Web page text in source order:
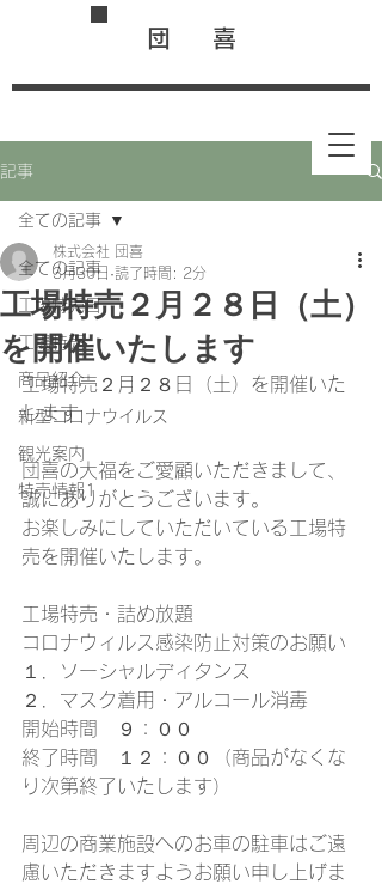
団 喜
記事
全ての記事
工場特売日
工場特売
商品紹介
新型コロナウイルス
観光案内
特売情報1
全ての記事
工場特売２月２８日（土）
を開催いたします
株式会社 団喜
3月30日 読了時間: 2分
工場特売２月２８日（土）を開催いた
します
団喜の大福をご愛顧いただきまして、
誠にありがとうございます。
お楽しみにしていただいている工場特
売を開催いたします。
工場特売・詰め放題
コロナウィルス感染防止対策のお願い
１．ソーシャルディタンス
２．マスク着用・アルコール消毒
開始時間　９：００
終了時間　１２：００（商品がなくな
り次第終了いたします）
周辺の商業施設へのお車の駐車はご遠
慮いただきますようお願い申し上げま